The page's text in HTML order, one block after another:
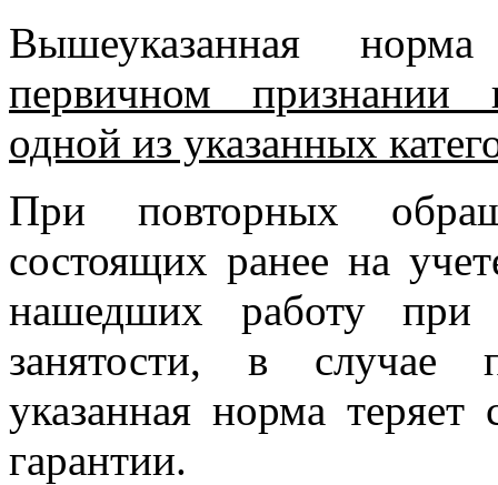
Вышеуказанная
первичном признании
одной из указанных
При повторных
состоящих ранее на
нашедших работу при
занятости, в случае
указанная норма
гарантии.